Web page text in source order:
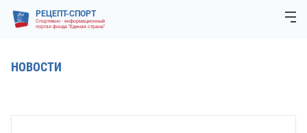
РЕЦЕПТ-СПОРТ
Спортивно - информационный
портал фонда "Единая страна"
НОВОСТИ